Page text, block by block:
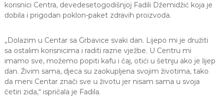
korisnici Centra, devedesetogodišnjoj Fadili Džemidžić koja je
dobila i prigodan poklon-paket zdravih proizvoda.
„Dolazim u Centar sa Grbavice svaki dan. Lijepo mi je družiti
sa ostalim korisnicima i raditi razne vježbe. U Centru mi
imamo sve, možemo popiti kafu i čaj, otići u šetnju ako je lijep
dan. Živim sama, djeca su zaokupljena svojim životima, tako
da meni Centar znači sve u životu jer nisam sama u svoja
četiri zida,“ ispričala je Fadila.